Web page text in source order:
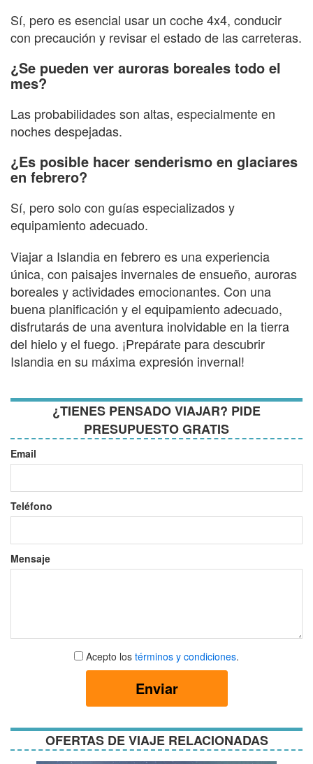
Sí, pero es esencial usar un coche 4x4, conducir
con precaución y revisar el estado de las carreteras.
¿Se pueden ver auroras boreales todo el
mes?
Las probabilidades son altas, especialmente en
noches despejadas.
¿Es posible hacer senderismo en glaciares
en febrero?
Sí, pero solo con guías especializados y
equipamiento adecuado.
Viajar a Islandia en febrero es una experiencia
única, con paisajes invernales de ensueño, auroras
boreales y actividades emocionantes. Con una
buena planificación y el equipamiento adecuado,
disfrutarás de una aventura inolvidable en la tierra
del hielo y el fuego. ¡Prepárate para descubrir
Islandia en su máxima expresión invernal!
¿TIENES PENSADO VIAJAR? PIDE
PRESUPUESTO GRATIS
Email
Teléfono
Mensaje
Aceptar
términos
Acepto los términos y condiciones.
Enviar
OFERTAS DE VIAJE RELACIONADAS